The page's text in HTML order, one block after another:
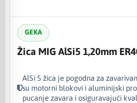
GEKA
Žica MIG AlSi5 1,20mm
AlSi 5 žica je pogodna za
su motorni blokovi i aluminijski
pucanje zavara i osiguravajući